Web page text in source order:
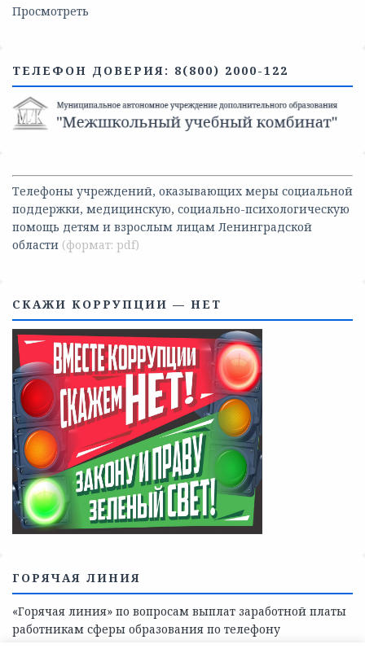
Просмотреть
ТЕЛЕФОН ДОВЕРИЯ: 8(800) 2000-122
Телефоны учреждений, оказывающих меры социальной
поддержки, медицинскую, социально-психологическую
помощь детям и взрослым лицам Ленинградской
области
СКАЖИ КОРРУПЦИИ — НЕТ